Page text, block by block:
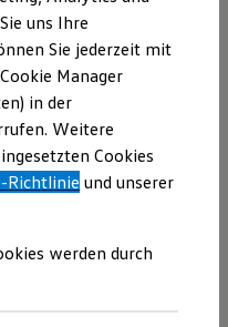
Gebrauchtwagen
Gebrauchtwagen
Gebrauchtwagen
|
&
über uns
& Co. KG) als
von Inhalten
dieser Website
uns Ihre
Sie jederzeit mit
Manager
in der
Weitere
Cookies
Richtlinie und unserer
werden durch